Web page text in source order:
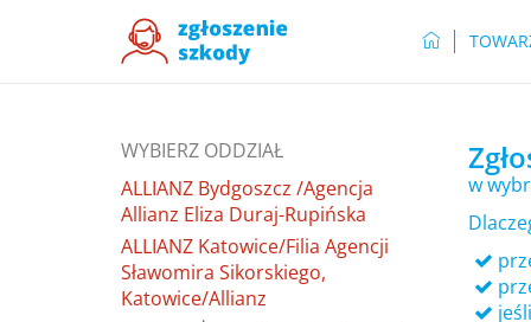
WYBIERZ ODDZIAŁ
ALLIANZ Bydgoszcz /Agencja
Allianz Eliza Duraj-Rupińska
ALLIANZ Katowice/Filia Agencji
Sławomira Sikorskiego,
Katowice/Allianz
w